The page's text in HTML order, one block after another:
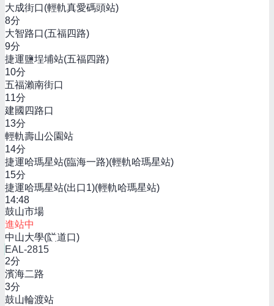
大成街口(輕軌真愛碼頭站)
8分
大智路口(五福四路)
9分
捷運鹽埕埔站(五福四路)
10分
五福瀨南街口
11分
建國四路口
13分
輕軌壽山公園站
14分
捷運哈瑪星站(臨海一路)(輕軌哈瑪星站)
15分
捷運哈瑪星站(出口1)(輕軌哈瑪星站)
14:48
鼓山市場
進站中
中山大學(隧道口)
EAL-2815
2分
濱海二路
3分
鼓山輪渡站